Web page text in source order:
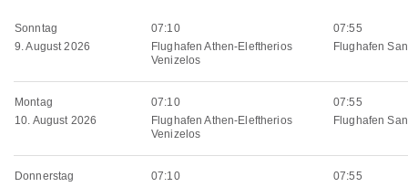
Sonntag
9. August 2026
07:10
Flughafen Athen-Eleftherios
Venizelos
07:55
Flughafen
Montag
10. August 2026
07:10
Flughafen Athen-Eleftherios
Venizelos
07:55
Flughafen
Donnerstag
07:10
07:55